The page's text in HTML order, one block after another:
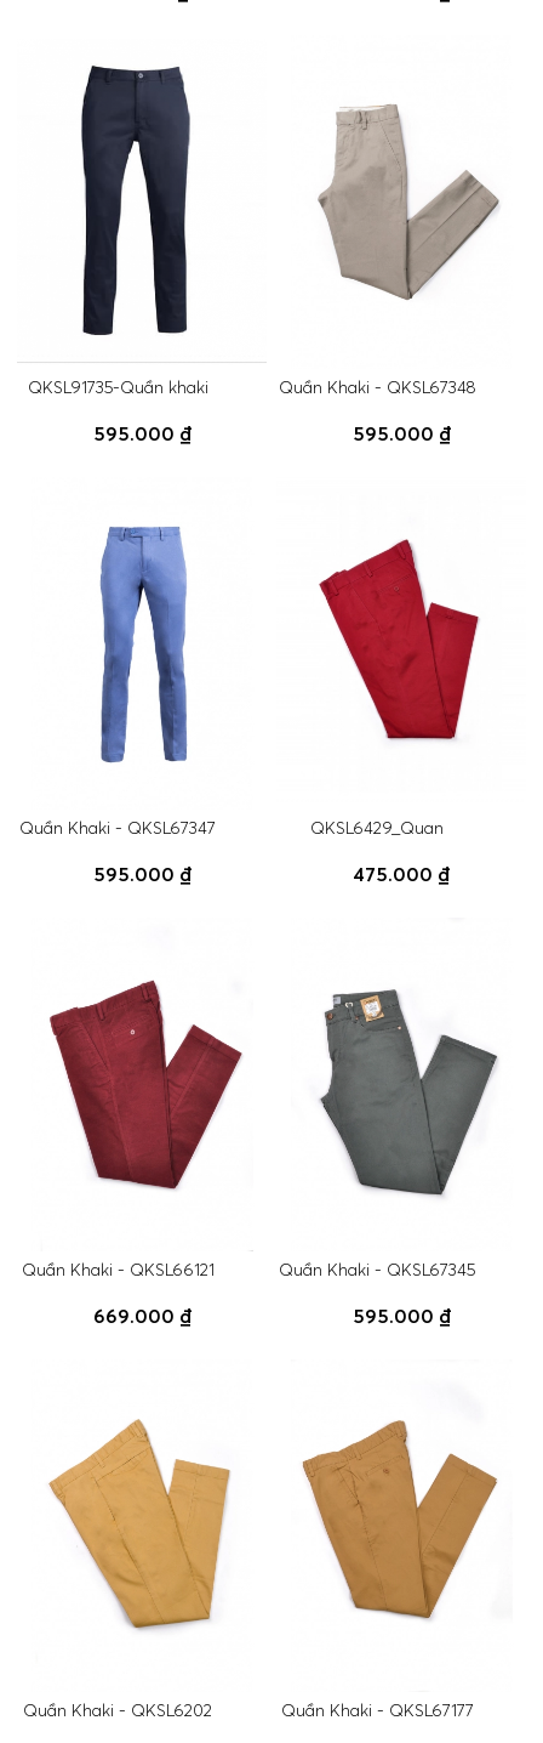
QKSL91735-Quần khaki
595.000 ₫
Quần Khaki - QKSL67348
595.000 ₫
Quần Khaki - QKSL67347
595.000 ₫
QKSL6429_Quan
475.000 ₫
Quần Khaki - QKSL66121
669.000 ₫
Quần Khaki - QKSL67345
595.000 ₫
Quần Khaki - QKSL6202 Quần Khaki - QKSL67177